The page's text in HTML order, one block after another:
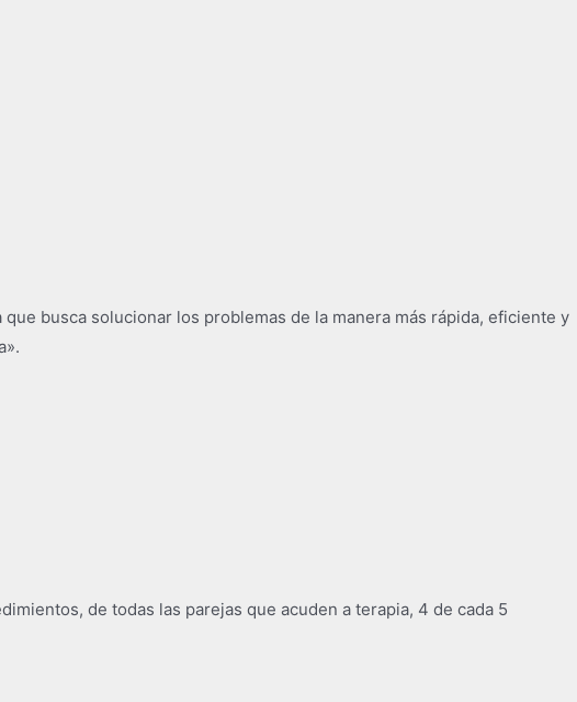
busca solucionar los problemas de la manera más rápida, eficiente y
de todas las parejas que acuden a terapia, 4 de cada 5